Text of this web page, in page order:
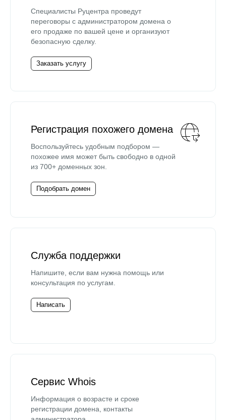
Специалисты Руцентра проведут
переговоры с администратором домена о
его продаже по вашей цене и организуют
безопасную сделку.
Заказать услугу
Регистрация похожего домена
Воспользуйтесь удобным подбором —
похожее имя может быть свободно в одной
из 700+ доменных зон.
Подобрать домен
Служба поддержки
Напишите, если вам нужна помощь или
консультация по услугам.
Написать
Сервис Whois
Информация о возрасте и сроке
регистрации домена, контакты